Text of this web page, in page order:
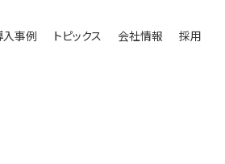
入事例 トピックス 会社情報 採用